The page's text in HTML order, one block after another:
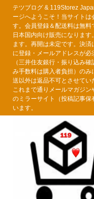
テツブログ & 119Storez
ージへようこそ！当サイト
す。会員登録＆配送料は無
日本国内向け販売になりま
ます。再開は未定です。決
に登録・メールアドレスが
（三井住友銀行・振り込み
み手数料は購入者負担）の
送以外は返品不可とさせてい
これまで通りメールマガジ
のミラーサイト（投稿記事
います。